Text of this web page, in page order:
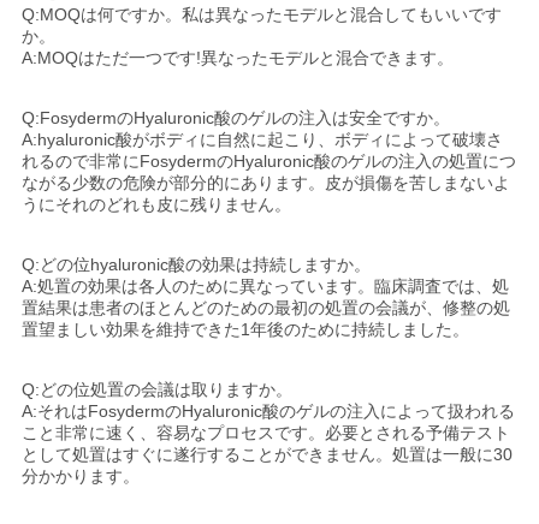
Q:MOQは何ですか。私は異なったモデルと混合してもいいです
か。
A:MOQはただ一つです!異なったモデルと混合できます。
Q:FosydermのHyaluronic酸のゲルの注入は安全ですか。
A:hyaluronic酸がボディに自然に起こり、ボディによって破壊さ
れるので非常にFosydermのHyaluronic酸のゲルの注入の処置につ
ながる少数の危険が部分的にあります。皮が損傷を苦しまないよ
うにそれのどれも皮に残りません。
Q:どの位hyaluronic酸の効果は持続しますか。
A:処置の効果は各人のために異なっています。臨床調査では、処
置結果は患者のほとんどのための最初の処置の会議が、修整の処
置望ましい効果を維持できた1年後のために持続しました。
Q:どの位処置の会議は取りますか。
A:それはFosydermのHyaluronic酸のゲルの注入によって扱われる
こと非常に速く、容易なプロセスです。必要とされる予備テスト
として処置はすぐに遂行することができません。処置は一般に30
分かかります。